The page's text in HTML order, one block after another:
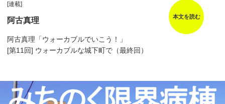
[連載]
阿古真理
阿古真理「ウォーカブルでいこう！」
[第11回] ウォーカブルな城下町で（最終回）
本文を読む